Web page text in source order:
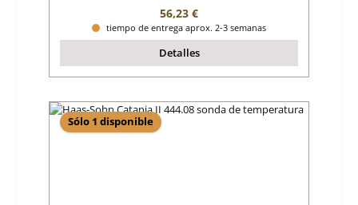
Precio normal:
56,23 €
tiempo de entrega aprox. 2-3 semanas
Detalles
Sólo 1 disponible